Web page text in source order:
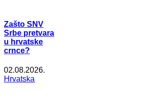
Zašto SNV
Srbe pretvara
u hrvatske
crnce?
02.08.2026.
Hrvatska